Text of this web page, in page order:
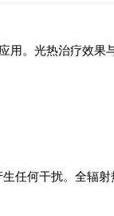
。光热治疗效
任何干扰。全辐